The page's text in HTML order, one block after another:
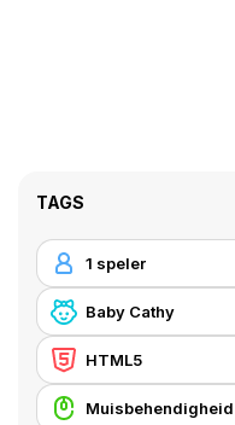
TAGS
1 speler
Baby Cathy
HTML5
Muisbehendigheid